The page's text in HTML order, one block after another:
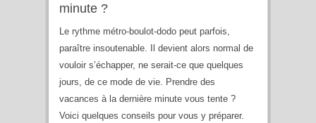
minute ?
Le rythme métro-boulot-dodo peut parfois,
paraître insoutenable. Il devient alors normal de
vouloir s’échapper, ne serait-ce que quelques
jours, de ce mode de vie. Prendre des
vacances à la dernière minute vous tente ?
Voici quelques conseils pour vous y préparer.